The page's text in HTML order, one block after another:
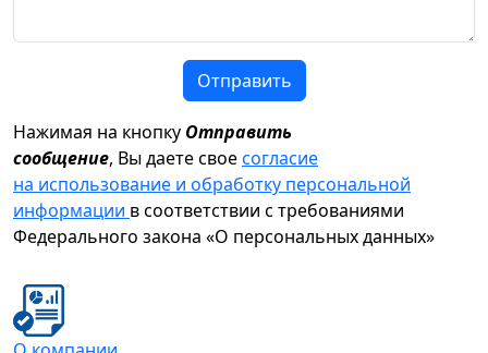
Отправить
Нажимая на кнопку Отправить
сообщение, Вы даете своесогласие
на использование и обработку персональной
информации в соответствии с требованиями
Федерального закона «О персональных данных»